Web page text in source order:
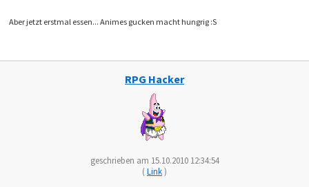
Aber jetzt erstmal essen... Animes gucken macht hungrig :S
RPG Hacker
geschrieben am 15.10.2010 12:34:54
(Link)